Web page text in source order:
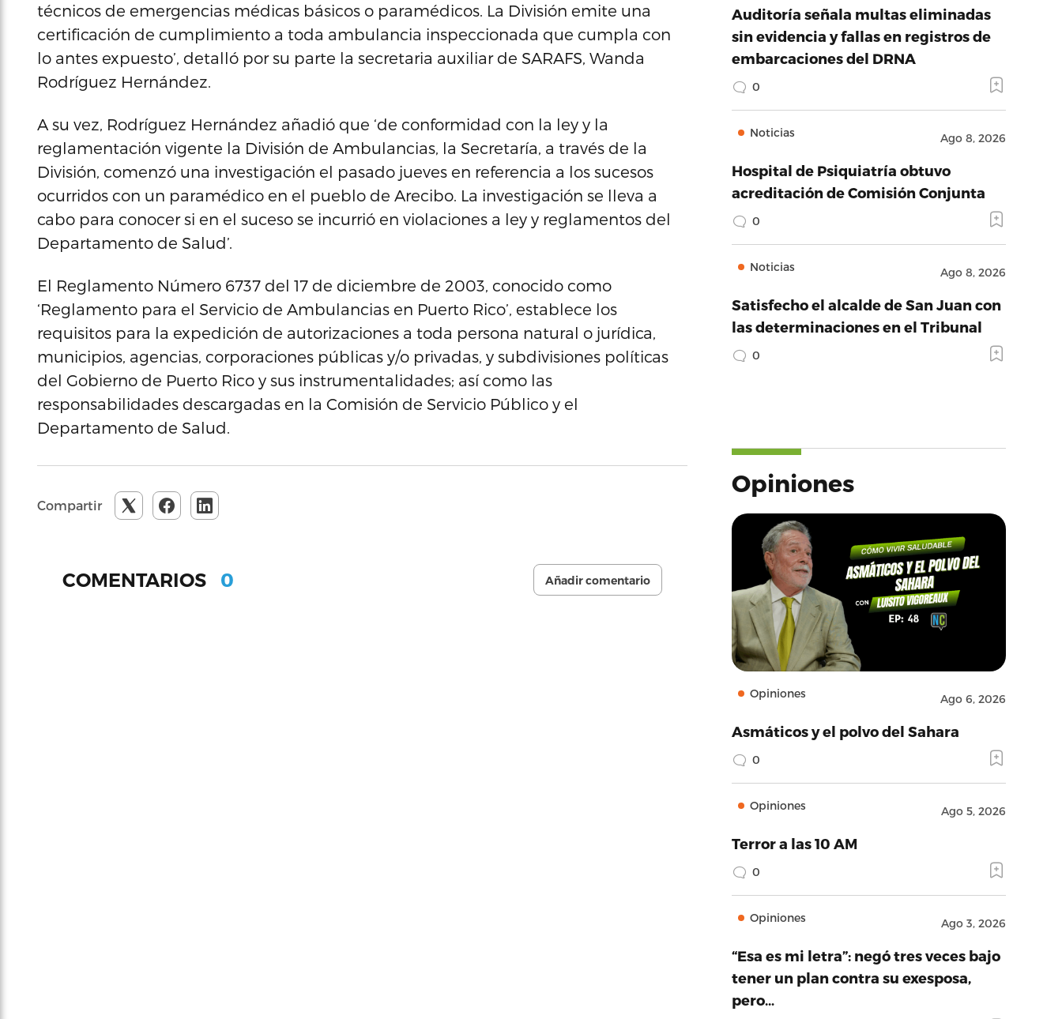
técnicos de emergencias médicas básicos o paramédicos. La División emite una
certificación de cumplimiento a toda ambulancia inspeccionada que cumpla con
lo antes expuesto’, detalló por su parte la secretaria auxiliar de SARAFS, Wanda
Rodríguez Hernández.
A su vez, Rodríguez Hernández añadió que ‘de conformidad con la ley y la
reglamentación vigente la División de Ambulancias, la Secretaría, a través de la
División, comenzó una investigación el pasado jueves en referencia a los sucesos
ocurridos con un paramédico en el pueblo de Arecibo. La investigación se lleva a
cabo para conocer si en el suceso se incurrió en violaciones a ley y reglamentos del
Departamento de Salud’.
El Reglamento Número 6737 del 17 de diciembre de 2003, conocido como
‘Reglamento para el Servicio de Ambulancias en Puerto Rico’, establece los
requisitos para la expedición de autorizaciones a toda persona natural o jurídica,
municipios, agencias, corporaciones públicas y/o privadas, y subdivisiones políticas
del Gobierno de Puerto Rico y sus instrumentalidades; así como las
responsabilidades descargadas en la Comisión de Servicio Público y el
Departamento de Salud.
Compartir
COMENTARIOS 0 Añadir comentario
Auditoría señala multas eliminadas
sin evidencia y fallas en registros de
embarcaciones del DRNA
0
Noticias Ago 8, 2026
Hospital de Psiquiatría obtuvo
acreditación de Comisión Conjunta
0
Noticias Ago 8, 2026
Satisfecho el alcalde de San Juan con
las determinaciones en el Tribunal
0
Opiniones
Opiniones Ago 6, 2026
Asmáticos y el polvo del Sahara
0
Opiniones Ago 5, 2026
Terror a las 10 AM
0
Opiniones Ago 3, 2026
“Esa es mi letra”: negó tres veces bajo
tener un plan contra su exesposa,
pero…